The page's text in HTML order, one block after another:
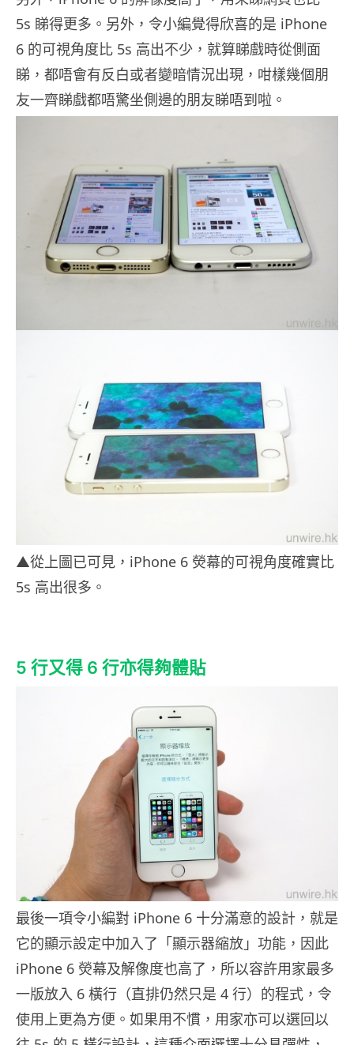
5s 睇得更多。另外，令小編覺得欣喜的是 iPhone
6 的可視角度比 5s 高出不少，就算睇戲時從側面
睇，都唔會有反白或者變暗情況出現，咁樣幾個朋
友一齊睇戲都唔驚坐側邊的朋友睇唔到啦。
▲從上圖已可見，iPhone 6 熒幕的可視角度確實比
5s 高出很多。
5 行又得 6 行亦得夠體貼
最後一項令小編對 iPhone 6 十分滿意的設計，就是
它的顯示設定中加入了「顯示器縮放」功能，因此
iPhone 6 熒幕及解像度也高了，所以容許用家最多
一版放入 6 橫行（直排仍然只是 4 行）的程式，令
使用上更為方便。如果用不慣，用家亦可以選回以